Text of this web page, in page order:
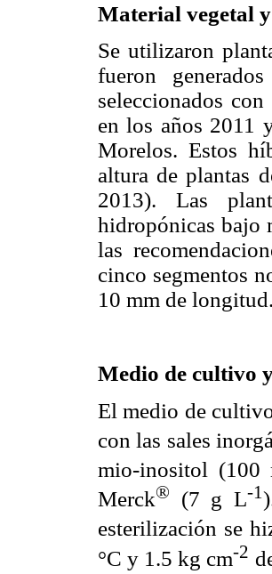
Material vegetal
Se utilizaron
fueron
seleccionados
en los años 2011
Morelos. Estos
altura de plantas
2013). Las
hidropónicas bajo
las
cinco segmentos
10 mm de longitud.
Medio de cultivo
El medio de
con las sales
mio-inositol (100
Merck® (7 g L-1
esterilización se
°C y 1.5 kg cm-2